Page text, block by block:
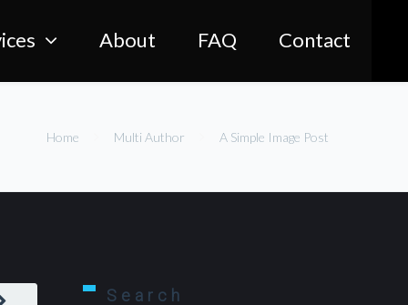
About FAQ Contact
Home Multi Author A Simple Image Post
Search